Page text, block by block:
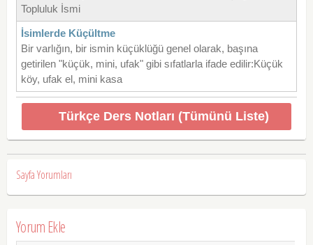
Topluluk İsmi
İsimlerde Küçültme
Bir varlığın, bir ismin küçüklüğü genel olarak, başına
getirilen "küçük, mini, ufak" gibi sıfatlarla ifade edilir:Küçük
köy, ufak el, mini kasa
Türkçe Ders Notları (Tümünü Liste)
Sayfa Yorumları
Yorum Ekle